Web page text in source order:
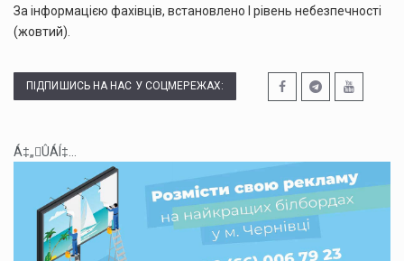
За інформацією фахівців, встановлено І рівень небезпечності
(жовтий).
ПІДПИШИСЬ НА НАС У СОЦМЕРЕЖАХ:
Á‡„ÛÁÍ‡...